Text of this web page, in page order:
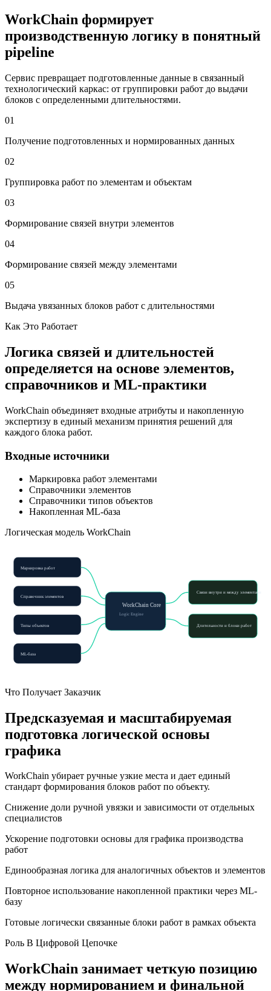
WorkChain формирует
производственную логику в понятный
pipeline
Сервис превращает подготовленные данные в связанный
технологический каркас: от группировки работ до выдачи
блоков с определенными длительностями.
01
Получение подготовленных и нормированных данных
02
Группировка работ по элементам и объектам
03
Формирование связей внутри элементов
04
Формирование связей между элементами
05
Выдача увязанных блоков работ с длительностями
Как Это Работает
Логика связей и длительностей
определяется на основе элементов,
справочников и ML-практики
WorkChain объединяет входные атрибуты и накопленную
экспертизу в единый механизм принятия решений для
каждого блока работ.
Входные источники
Маркировка работ элементами
Справочники элементов
Справочники типов объектов
Накопленная ML-база
Логическая модель WorkChain
WorkChain Core
Logic Engine
Маркировка работ
Справочник элементов
Типы объектов
ML-база
Связи внутри и между элементами
Длительности и блоки работ
Что Получает Заказчик
Предсказуемая и масштабируемая
подготовка логической основы
графика
WorkChain убирает ручные узкие места и дает единый
стандарт формирования блоков работ по объекту.
Снижение доли ручной увязки и зависимости от отдельных
специалистов
Ускорение подготовки основы для графика производства
работ
Единообразная логика для аналогичных объектов и элементов
Повторное использование накопленной практики через ML-
базу
Готовые логически связанные блоки работ в рамках объекта
Роль В Цифровой Цепочке
WorkChain занимает четкую позицию
между нормированием и финальной